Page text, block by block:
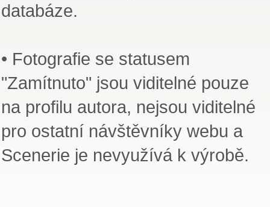
databáze.
• Fotografie se statusem
"Zamítnuto" jsou viditelné pouze
na profilu autora, nejsou viditelné
pro ostatní návštěvníky webu a
Scenerie je nevyužívá k výrobě.